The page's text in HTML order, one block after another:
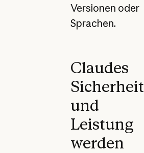
Versionen oder
Sprachen.
Claudes
Sicherheit
und
Leistung
werden